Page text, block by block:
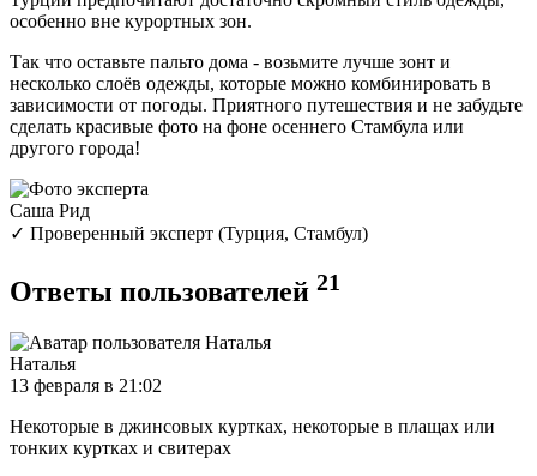
особенно вне курортных зон.
Так что оставьте пальто дома - возьмите лучше зонт и
несколько слоёв одежды, которые можно комбинировать в
зависимости от погоды. Приятного путешествия и не забудьте
сделать красивые фото на фоне осеннего Стамбула или
другого города!
Саша Рид
✓ Проверенный эксперт (Турция, Стамбул)
Ответы пользователей 21
Наталья
13 февраля в 21:02
Некоторые в джинсовых куртках, некоторые в плащах или
тонких куртках и свитерах